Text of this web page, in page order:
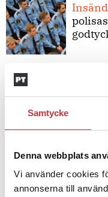
Samtycke
Denna webbplats
Vi använder cookies
annonserna till
att